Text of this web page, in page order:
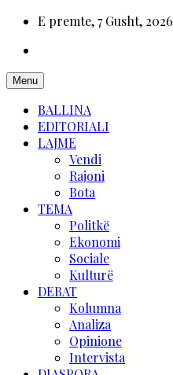
E premte, 7 Gusht, 2026
Menu
BALLINA
EDITORIALI
LAJME
Vendi
Rajoni
Bota
TEMA
Politkë
Ekonomi
Sociale
Kulturë
DEBAT
Kolumna
Analiza
Opinione
Intervista